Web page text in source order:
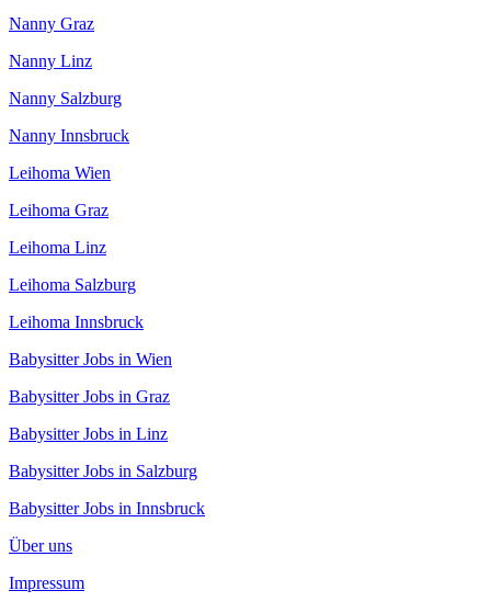
Nanny Graz
Nanny Linz
Nanny Salzburg
Nanny Innsbruck
Leihoma Wien
Leihoma Graz
Leihoma Linz
Leihoma Salzburg
Leihoma Innsbruck
Babysitter Jobs in Wien
Babysitter Jobs in Graz
Babysitter Jobs in Linz
Babysitter Jobs in Salzburg
Babysitter Jobs in Innsbruck
Über uns
Impressum